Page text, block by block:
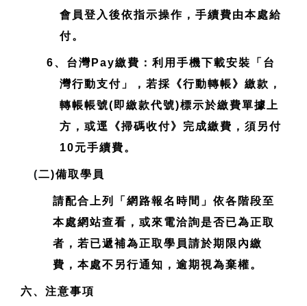
會員登入後依指示操作，手續費由本處給
付。
6、台灣Pay繳費：利用手機下載安裝「台
灣行動支付」，若採《行動轉帳》繳款，
轉帳帳號(即繳款代號)標示於繳費單據上
方，或逕《掃碼收付》完成繳費，須另付
10元手續費。
(二)備取學員
請配合上列「網路報名時間」依各階段至
本處網站查看，或來電洽詢是否已為正取
者，若已遞補為正取學員請於期限內繳
費，本處不另行通知，逾期視為棄權。
六、注意事項